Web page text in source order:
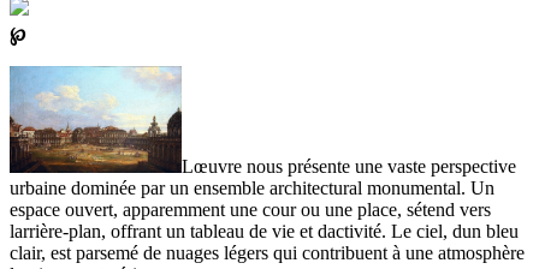
℘
Lœuvre nous présente une vaste perspective
urbaine dominée par un ensemble architectural monumental. Un
espace ouvert, apparemment une cour ou une place, sétend vers
larrière-plan, offrant un tableau de vie et dactivité. Le ciel, dun bleu
clair, est parsemé de nuages légers qui contribuent à une atmosphère